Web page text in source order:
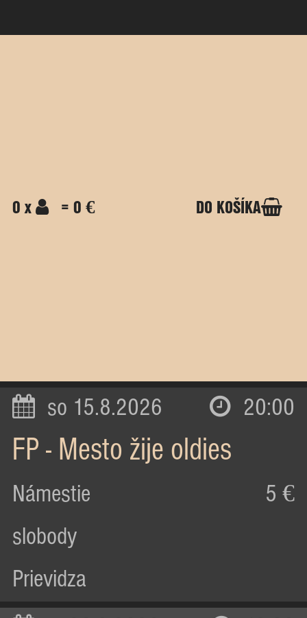
0 x = 0 € DO KOŠÍKA
so 15.8.2026 20:00
FP - Mesto žije oldies
Námestie
slobody
Prievidza
5 €